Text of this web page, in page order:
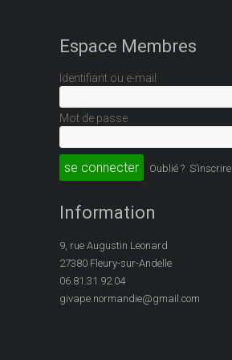
Espace Membres
Identifiant ou e-mail
Mot de passe
Oublié ? S’inscrire
Information
9, rue Augustin Leonard
27380 Fleury-sur-Andelle
06.81.31.92.04
givape.normandie@gmail.com